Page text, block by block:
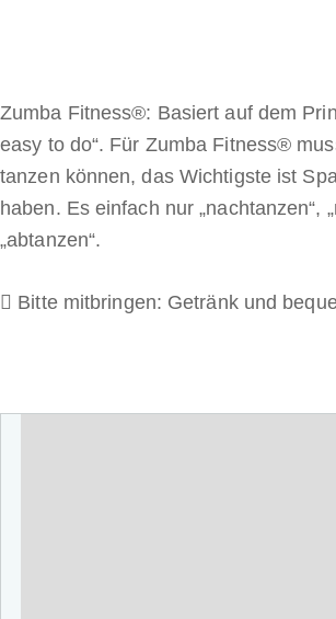
Zumba Fitness®: Basiert auf dem
easy to do“. Für Zumba Fitness®
tanzen können, das Wichtigste ist
haben. Es einfach nur „nachtanzen“,
„abtanzen“.
Bitte mitbringen: Getränk und